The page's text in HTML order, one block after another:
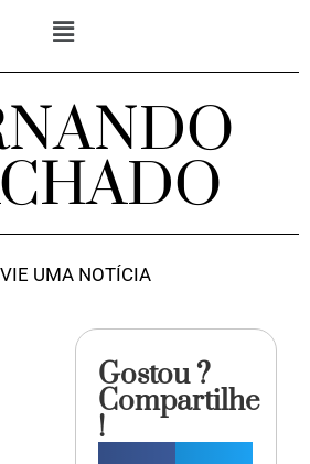
UMA NOTÍCIA
Gostou ?
Compartilhe
!